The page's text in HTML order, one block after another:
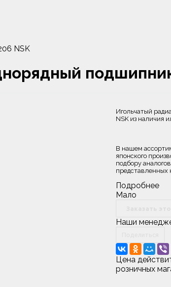
NSK
Игольчатый
NSK из наличия
В нашем
японского
подбору
представленных
Подробнее
Мало
Наши
Цена
розничных